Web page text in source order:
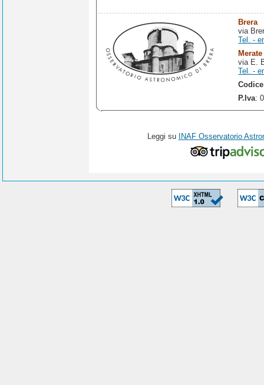
Brera
via
Tel. -
Merate
via E.
Tel. -
P.Iva:
Leggi su INAF Osservatorio